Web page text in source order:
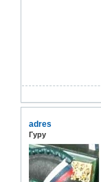
adres
Гуру